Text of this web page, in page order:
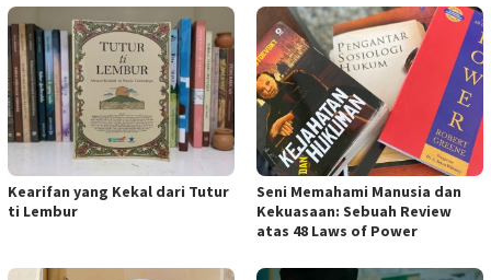
Kearifan yang Kekal dari Tutur
ti Lembur
Seni Memahami Manusia dan
Kekuasaan: Sebuah Review
atas 48 Laws of Power